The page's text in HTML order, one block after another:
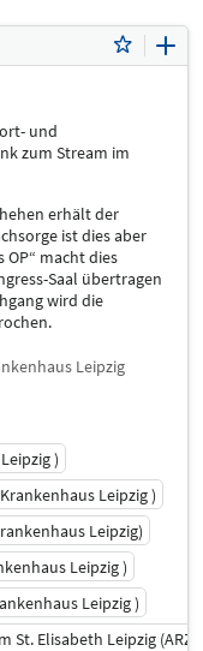
und
zum Stream im
erhält der
ist dies aber
OP“ macht dies
Saal übertragen
wird die
Leipzig
)
Leipzig )
Leipzig)
Leipzig )
Leipzig )
St. Elisabeth Leipzig (ARZ)